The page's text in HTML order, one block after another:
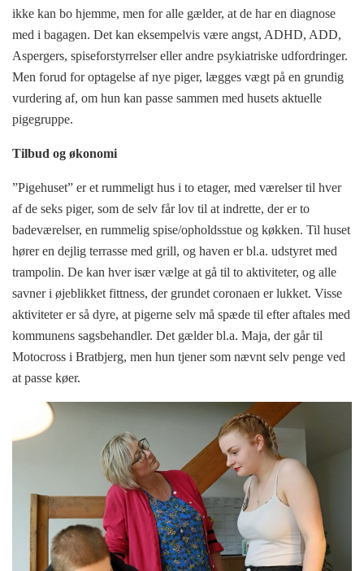
ikke kan bo hjemme, men for alle gælder, at de har en diagnose
med i bagagen. Det kan eksempelvis være angst, ADHD, ADD,
Aspergers, spiseforstyrrelser eller andre psykiatriske udfordringer.
Men forud for optagelse af nye piger, lægges vægt på en grundig
vurdering af, om hun kan passe sammen med husets aktuelle
pigegruppe.
Tilbud og økonomi
”Pigehuset” er et rummeligt hus i to etager, med værelser til hver
af de seks piger, som de selv får lov til at indrette, der er to
badeværelser, en rummelig spise/opholdsstue og køkken. Til huset
hører en dejlig terrasse med grill, og haven er bl.a. udstyret med
trampolin. De kan hver især vælge at gå til to aktiviteter, og alle
savner i øjeblikket fittness, der grundet coronaen er lukket. Visse
aktiviteter er så dyre, at pigerne selv må spæde til efter aftales med
kommunens sagsbehandler. Det gælder bl.a. Maja, der går til
Motocross i Bratbjerg, men hun tjener som nævnt selv penge ved
at passe køer.